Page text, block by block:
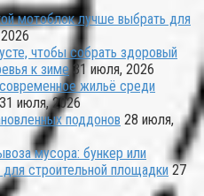
мотоблок лучше выбрать для
чтобы собрать здоровый
к зиме 31 июля, 2026
жильё среди
31 июля, 2026
поддонов 28 июля,
мусора: бункер или
строительной площадки 27